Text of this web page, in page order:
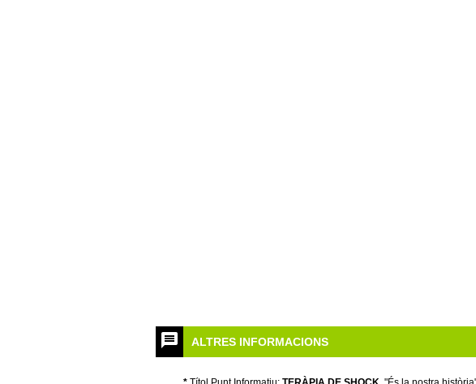
ALTRES INFORMACIONS